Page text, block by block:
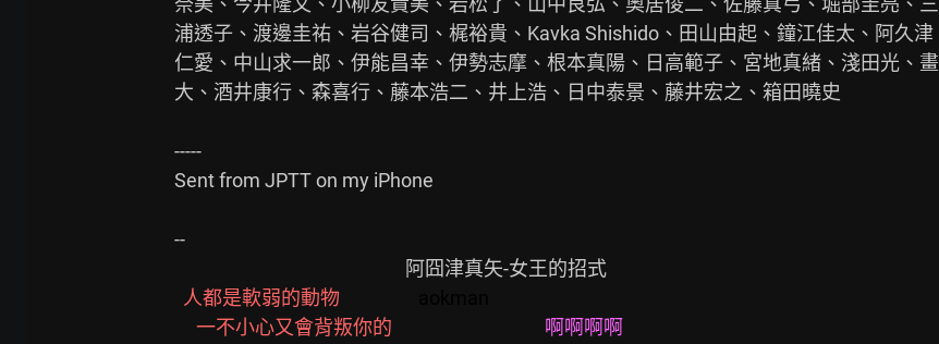
浦透子、渡邊圭祐、岩谷健司、梶裕貴、Kavka Shishido、田山由起、鐘江佳太、阿久津
仁愛、中山求一郎、伊能昌幸、伊勢志摩、根本真陽、日高範子、宮地真緒、淺田光、畫
大、酒井康行、森喜行、藤本浩二、井上浩、日中泰景、藤井宏之、箱田曉史
-----
Sent from JPTT on my iPhone
--
人都是軟弱的動物
一不小心又會背叛你的 啊啊啊啊